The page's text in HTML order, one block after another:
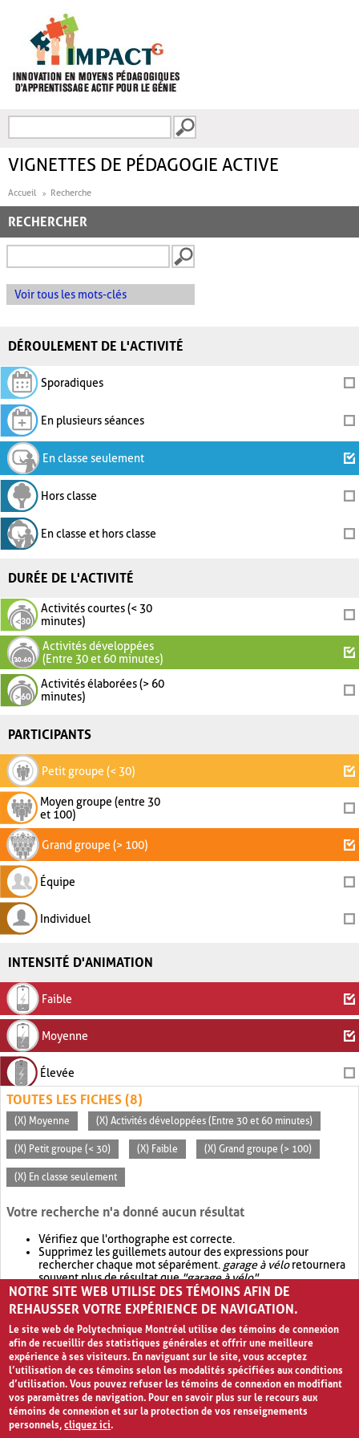
FORMULAIRE DE
VIGNETTES DE PÉDAGOGIE ACTIVE
Accueil Recherche
RECHERCHER
Voir tous les mots-clés
DÉROULEMENT DE L'ACTIVITÉ
Sporadiques
En plusieurs séances
En classe seulement
Hors classe
En classe et hors classe
DURÉE DE L'ACTIVITÉ
Activités courtes (< 30
minutes)
Activités développées
(Entre 30 et 60 minutes)
Activités élaborées (> 60
minutes)
PARTICIPANTS
Petit groupe (< 30)
Moyen groupe (entre 30
et 100)
Grand groupe (> 100)
Équipe
Individuel
INTENSITÉ D'ANIMATION
Faible
Moyenne
Élevée
TOUTES LES FICHES (8)
(X) Moyenne (X) Activités développées (Entre 30 et 60 minutes)
(X) Petit groupe (< 30) (X) Faible (X) Grand groupe (> 100)
(X) En classe seulement
Votre recherche n'a donné aucun résultat
Vérifiez que l'orthographe est correcte.
Supprimez les guillemets autour des expressions pour
rechercher chaque mot séparément. garage à véloretournera
souvent plus de résultat que"garage à vélo".
Envisagez d'élargir votre recherche avec OR.garage OR vélo
retournera souvent plus de résultat quegarage à vélo
NOTRE SITE WEB UTILISE DES TÉMOINS AFIN DE
REHAUSSER VOTRE EXPÉRIENCE DE NAVIGATION.
Le site web de Polytechnique Montréal utilise des témoins de connexion
afin de recueillir des statistiques générales et offrir une meilleure
expérience à ses visiteurs. En naviguant sur le site, vous acceptez
l’utilisation de ces témoins selon les modalités spécifiées aux conditions
d’utilisation. Vous pouvez refuser les témoins de connexion en modifiant
vos paramètres de navigation. Pour en savoir plus sur le recours aux
témoins de connexion et sur la protection de vos renseignements
personnels,cliquez ici.